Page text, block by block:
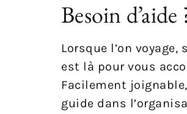
Besoin d’aide
Lorsque l’on
est là pour vous
Facilement
guide dans